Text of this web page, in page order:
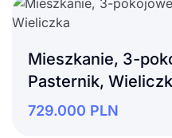
Mieszkanie, 3-
Pasternik,
729.000 PLN